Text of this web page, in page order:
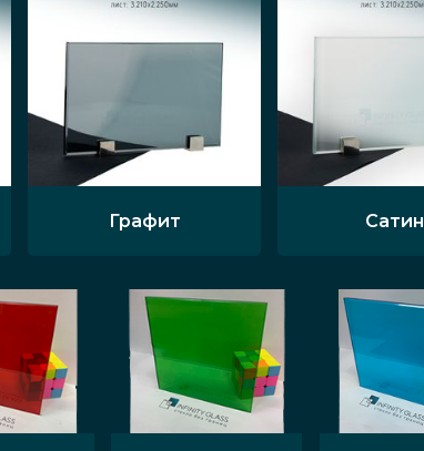
Графит Сатин